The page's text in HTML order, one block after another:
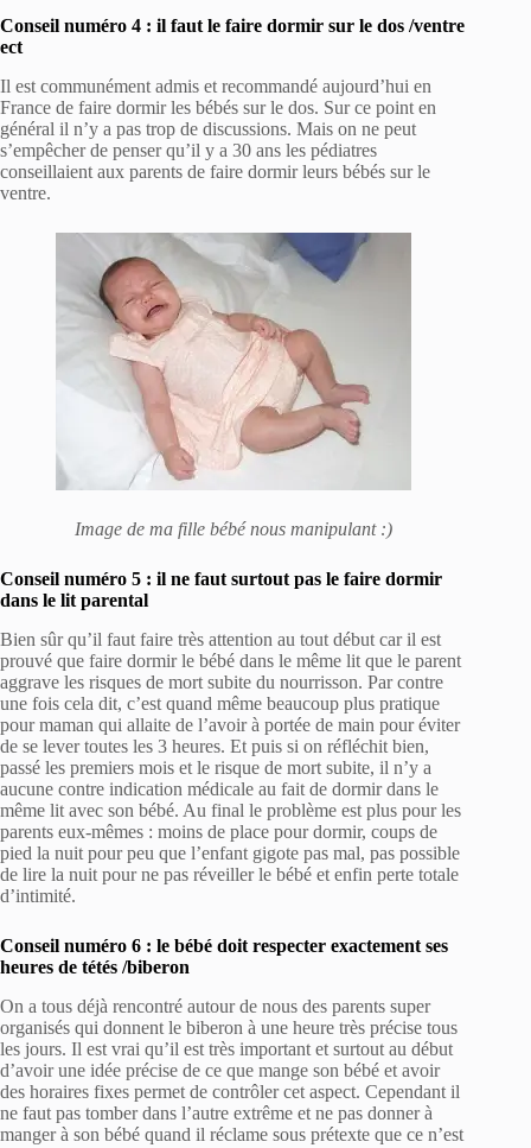
Conseil numéro 4 : il faut le faire dormir sur le dos /ventre
ect
Il est communément admis et recommandé aujourd’hui en
France de faire dormir les bébés sur le dos. Sur ce point en
général il n’y a pas trop de discussions. Mais on ne peut
s’empêcher de penser qu’il y a 30 ans les pédiatres
conseillaient aux parents de faire dormir leurs bébés sur le
ventre.
Image de ma fille bébé nous manipulant :)
Conseil numéro 5 : il ne faut surtout pas le faire dormir
dans le lit parental
Bien sûr qu’il faut faire très attention au tout début car il est
prouvé que faire dormir le bébé dans le même lit que le parent
aggrave les risques de mort subite du nourrisson. Par contre
une fois cela dit, c’est quand même beaucoup plus pratique
pour maman qui allaite de l’avoir à portée de main pour éviter
de se lever toutes les 3 heures. Et puis si on réfléchit bien,
passé les premiers mois et le risque de mort subite, il n’y a
aucune contre indication médicale au fait de dormir dans le
même lit avec son bébé. Au final le problème est plus pour les
parents eux-mêmes : moins de place pour dormir, coups de
pied la nuit pour peu que l’enfant gigote pas mal, pas possible
de lire la nuit pour ne pas réveiller le bébé et enfin perte totale
d’intimité.
Conseil numéro 6 : le bébé doit respecter exactement ses
heures de tétés /biberon
On a tous déjà rencontré autour de nous des parents super
organisés qui donnent le biberon à une heure très précise tous
les jours. Il est vrai qu’il est très important et surtout au début
d’avoir une idée précise de ce que mange son bébé et avoir
des horaires fixes permet de contrôler cet aspect. Cependant il
ne faut pas tomber dans l’autre extrême et ne pas donner à
manger à son bébé quand il réclame sous prétexte que ce n’est